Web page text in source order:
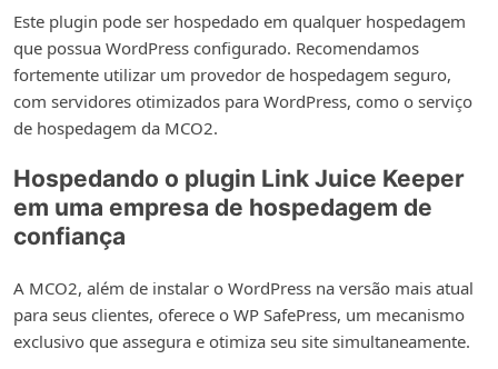
Este plugin pode ser hospedado em qualquer hospedagem
que possua WordPress configurado. Recomendamos
fortemente utilizar um provedor de hospedagem seguro,
com servidores otimizados para WordPress, como o serviço
de hospedagem da MCO2.
Hospedando o plugin Link Juice Keeper
em uma empresa de hospedagem de
confiança
A MCO2, além de instalar o WordPress na versão mais atual
para seus clientes, oferece o WP SafePress, um mecanismo
exclusivo que assegura e otimiza seu site simultaneamente.